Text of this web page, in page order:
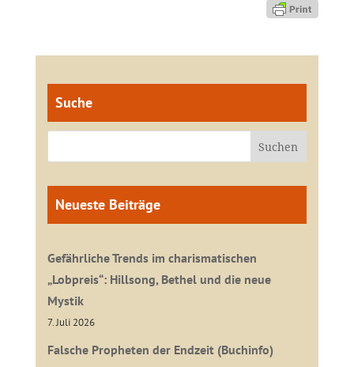
Suche
Neueste Beiträge
Gefährliche Trends im charismatischen
„Lobpreis“: Hillsong, Bethel und die neue
Mystik
7. Juli 2026
Falsche Propheten der Endzeit (Buchinfo)